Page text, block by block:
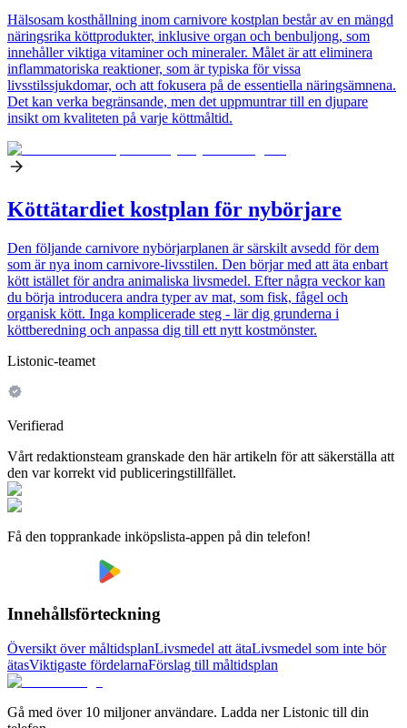
Hälsosam kosthållning inom carnivore kostplan består av en mängd
näringsrika köttprodukter, inklusive organ och benbuljong, som
innehåller viktiga vitaminer och mineraler. Målet är att eliminera
inflammatoriska reaktioner, som är typiska för vissa
livsstilssjukdomar, och att fokusera på de essentiella näringsämnena.
Det kan verka begränsande, men det uppmuntrar till en djupare
insikt om kvaliteten på varje köttmåltid.
Köttätardiet kostplan för nybörjare
Den följande carnivore nybörjarplanen är särskilt avsedd för dem
som är nya inom carnivore-livsstilen. Den börjar med att äta enbart
kött istället för andra animaliska livsmedel. Efter några veckor kan
du börja introducera andra typer av mat, som fisk, fågel och
organisk kött. Inga komplicerade steg - lär dig grunderna i
köttberedning och anpassa dig till ett nytt kostmönster.
Listonic-teamet
Verifierad
Vårt redaktionsteam granskade den här artikeln för att säkerställa att
den var korrekt vid publiceringstillfället.
Få den topprankade inköpslista-appen på din telefon!
Innehållsförteckning
Översikt över måltidsplanLivsmedel att ätaLivsmedel som inte bör
ätasViktigaste fördelarnaFörslag till måltidsplan
Gå med över 10 miljoner användare. Ladda ner Listonic till din